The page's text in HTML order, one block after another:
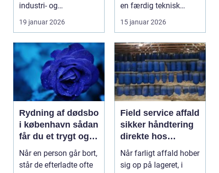
industri- og
byggeprojekter.
Mang...
19 januar 2026
en færdig teknisk
løsning. Uans...
15 januar 2026
Rydning af dødsbo
i københavn sådan
får du et trygt og
effektivt forløb
Når en person går bort,
står de efterladte ofte
Field service affald
sikker håndtering
direkte hos
virksomheden
Når farligt affald hober
sig op på lageret, i